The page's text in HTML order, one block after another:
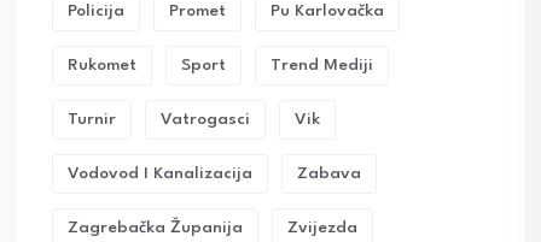
Policija Promet Pu Karlovačka
Rukomet Sport Trend Mediji
Turnir Vatrogasci Vik
Vodovod I Kanalizacija Zabava
Zagrebačka Županija Zvijezda